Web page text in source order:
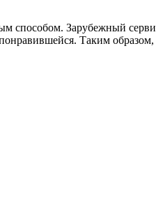
способом. Зарубежный
Таким